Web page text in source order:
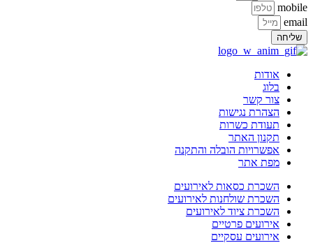
mobile
email
שליחה
אודות
בלוג
צור קשר
הצהרת נגישות
תעודת כשרות
תקנון האתר
אפשרויות הובלה והתקנה
מפת אתר
השכרת כסאות לאירועים
השכרת שולחנות לאירועים
השכרת ציוד לאירועים
אירועים פרטיים
אירועים עסקיים